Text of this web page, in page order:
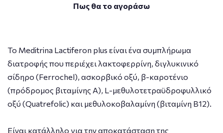
Πως θα το αγοράσω
To Meditrina Lactiferon plus είναι ένα συμπλήρωμα
διατροφής που περιέχει λακτοφερρίνη, διγλυκινικό
σίδηρο (Ferrochel), ασκορβικό οξύ, β-καροτένιο
(πρόδρομος βιταμίνης Α), L-μεθυλοτετραϋδροφυλλικό
οξύ (Quatrefolic) και μεθυλοκοβαλαμίνη (βιταμίνη Β12).
Είναι κατάλληλο για την αποκατάσταση της